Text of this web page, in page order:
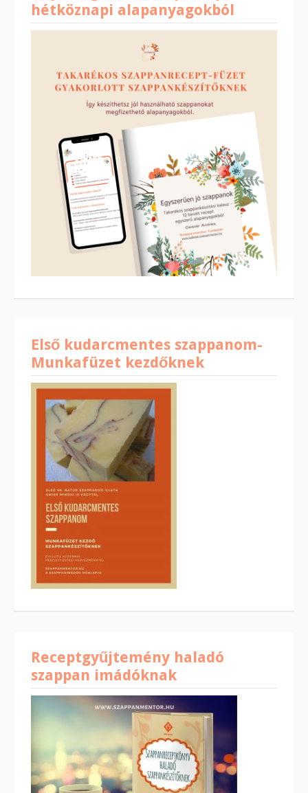
hétköznapi alapanyagokból
Első kudarcmentes szappanom-
Munkafüzet kezdőknek
Receptgyűjtemény haladó
szappan imádóknak